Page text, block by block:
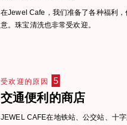
在Jewel Cafe，我们准备了各种福利
意。珠宝清洗也非常受欢迎。
受欢迎的原因 5
交通便利的商店
JEWEL CAFE在地铁站、公交站、十